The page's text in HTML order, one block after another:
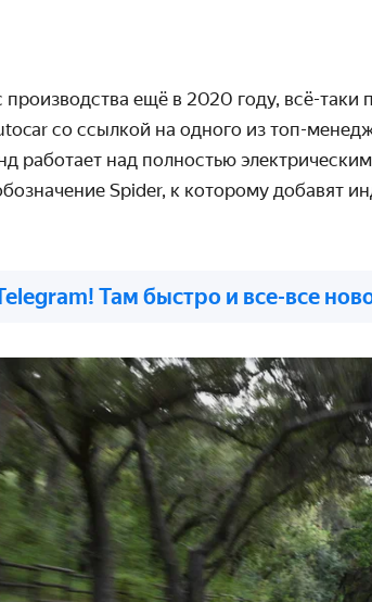
ещё в 2020 году, всё-таки
со ссылкой на одного из топ-
работает над полностью
Spider, к которому добавят
Там быстро и все-все